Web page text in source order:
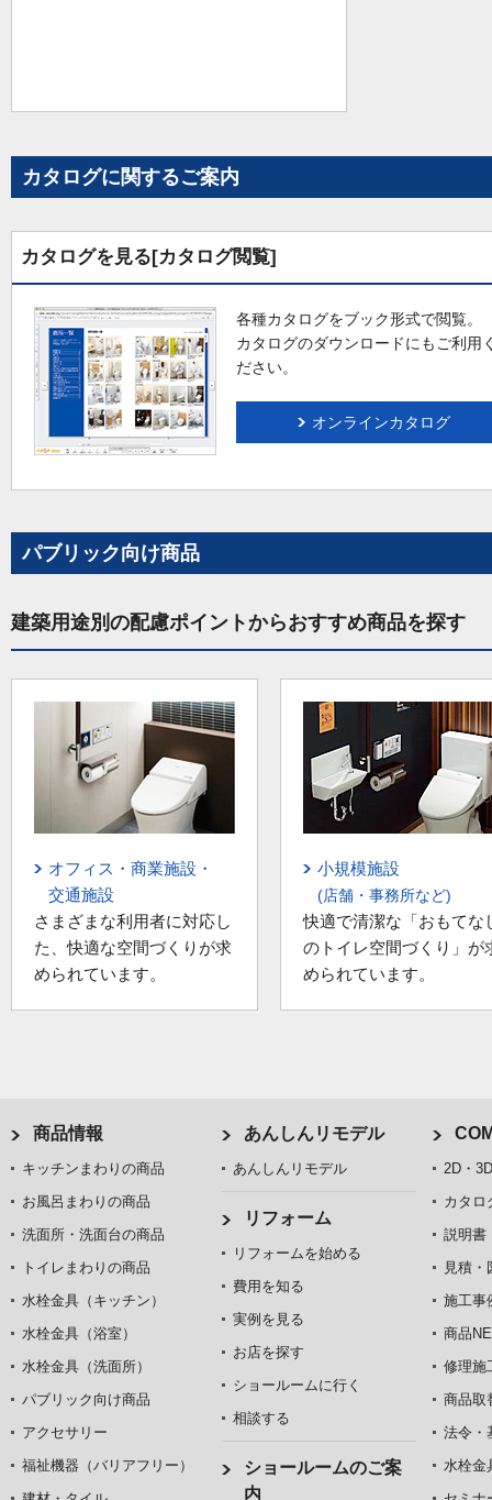
カタログに関するご案内
カタログを見る[カタログ閲覧]
各種カタログをブック形式で閲覧。
カタログのダウンロードにもご利用
ださい。
オンラインカタログ
パブリック向け商品
建築用途別の配慮ポイントからおすすめ商品を探す
オフィス・商業施設・
交通施設
さまざまな利用者に対応し
た、快適な空間づくりが求
められています。
小規模施設
(店舗・事務所など)
快適で清潔な「おもてな
のトイレ空間づくり」が
められています。
商品情報
キッチンまわりの商品
お風呂まわりの商品
洗面所・洗面台の商品
トイレまわりの商品
水栓金具（キッチン）
水栓金具（浴室）
水栓金具（洗面所）
パブリック向け商品
アクセサリー
福祉機器（バリアフリー）
あんしんリモデル
あんしんリモデル
リフォーム
リフォームを始める
費用を知る
実例を見る
お店を探す
ショールームに行く
相談する
ショールームのご案
内
2D・
カタロ
説明書
見積・
施工事
商品
修理施
商品取
法令・
水栓金